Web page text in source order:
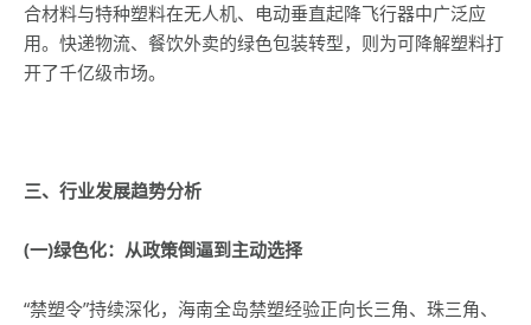
合材料与特种塑料在无人机、电动垂直起降飞行器中广泛应
用。快递物流、餐饮外卖的绿色包装转型，则为可降解塑料打
开了千亿级市场。
三、行业发展趋势分析
(一)绿色化：从政策倒逼到主动选择
“禁塑令”持续深化，海南全岛禁塑经验正向长三角、珠三角、